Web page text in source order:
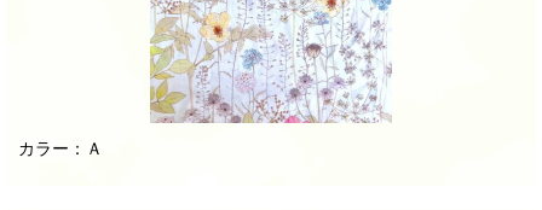
カラー：Ａ